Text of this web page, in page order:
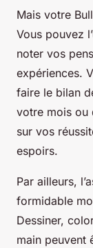
Mais votre
Vous pouvez
noter vos
expériences.
faire le bilan
votre mois ou
sur vos
espoirs.
Par ailleurs,
formidable
Dessiner,
main peuvent